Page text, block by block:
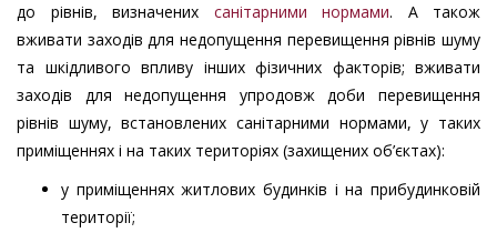
до рівнів, визначених санітарними нормами. А також
вживати заходів для недопущення перевищення рівнів шуму
та шкідливого впливу інших фізичних факторів; вживати
заходів для недопущення упродовж доби перевищення
рівнів шуму, встановлених санітарними нормами, у таких
приміщеннях і на таких територіях (захищених об’єктах):
у приміщеннях житлових будинків і на прибудинковій
території;